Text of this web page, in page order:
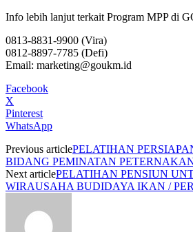
Info lebih lanjut terkait Program MPP di
0813-8831-9900 (Vira)
0812-8897-7785 (Defi)
Email: marketing@goukm.id
Facebook
X
Pinterest
WhatsApp
Previous articlePELATIHAN
BIDANG PEMINATAN
Next articlePELATIHAN PENSIUN
WIRAUSAHA BUDIDAYA IKAN /